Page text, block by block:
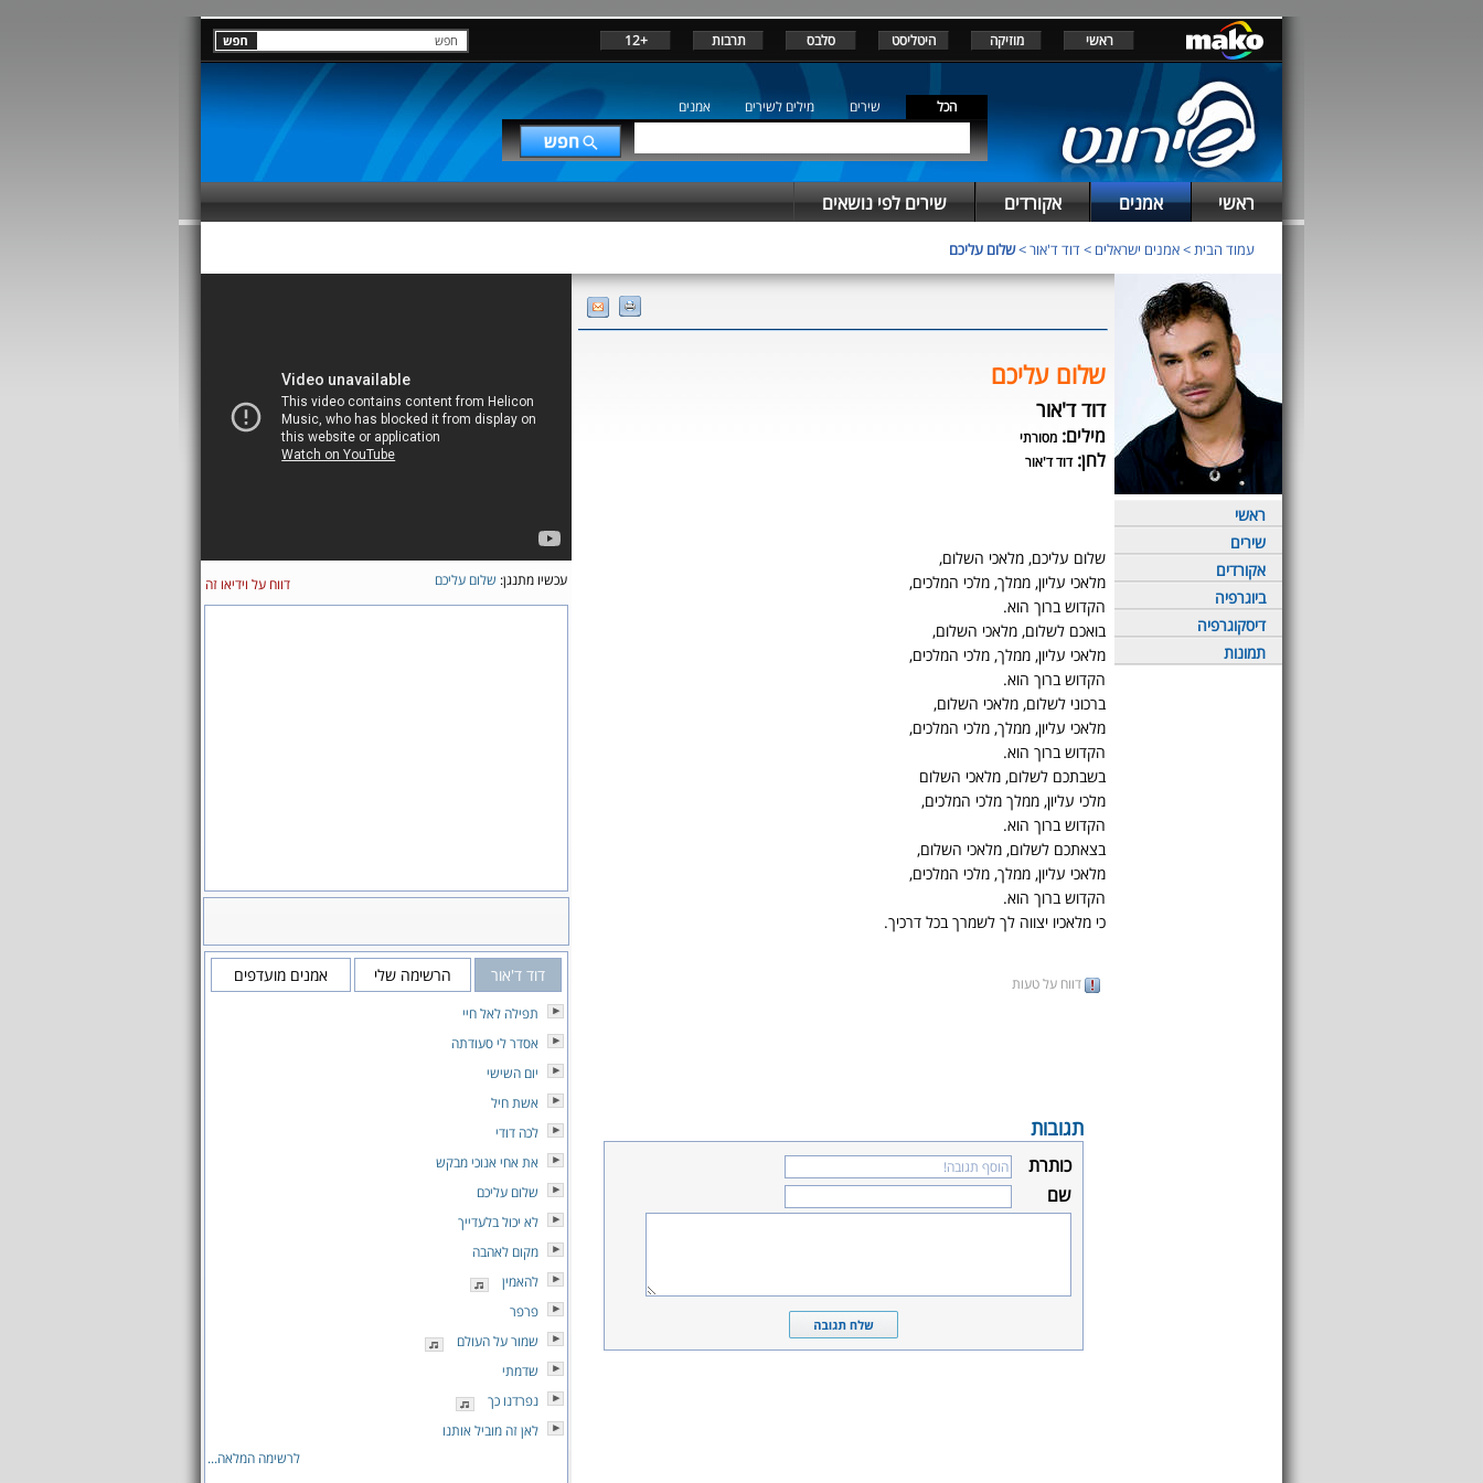
ראשי מוזיקה היטליסט סלבס תרבות +12
הכל שירים מילים לשירים אמנים
ראשי אמנים אקורדים שירים לפי נושאים
עמוד הבית>אמנים ישראלים >דוד ד'אור>שלום עליכם
ראשי
שירים
אקורדים
ביוגרפיה
דיסקוגרפיה
תמונות
שלום עליכם
דוד ד'אור
מילים: מסורתי
לחן:דוד ד'אור
שלום עליכם, מלאכי השלום,
מלאכי עליון, ממלך, מלכי המלכים,
הקדוש ברוך הוא.
בואכם לשלום, מלאכי השלום,
מלאכי עליון, ממלך, מלכי המלכים,
הקדוש ברוך הוא.
ברכוני לשלום, מלאכי השלום,
מלאכי עליון, ממלך, מלכי המלכים,
הקדוש ברוך הוא.
בשבתכם לשלום, מלאכי השלום
מלכי עליון, ממלך מלכי המלכים,
הקדוש ברוך הוא.
בצאתכם לשלום, מלאכי השלום,
מלאכי עליון, ממלך, מלכי המלכים,
הקדוש ברוך הוא.
כי מלאכיו יצווה לך לשמרך בכל דרכיך.
דווח על טעות
תגובות
כותרת
שם
עכשיו מתנגן: שלום עליכם דווח על וידיאו זה
דוד ד'אור הרשימה שלי אמנים מועדפים
תפילה לאל חיי
אסדר לי סעודתה
יום השישי
אשת חיל
לכה דודי
את אחי אנוכי מבקש
שלום עליכם
לא יכול בלעדייך
מקום לאהבה
להאמין
פרפר
שמור על העולם
שדמתי
נפרדנו כך
לאן זה מוביל אותנו
לרשימה המלאה...